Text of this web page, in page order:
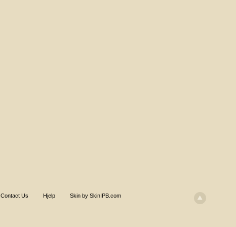
Contact Us Hjelp Skin by SkinIPB.com